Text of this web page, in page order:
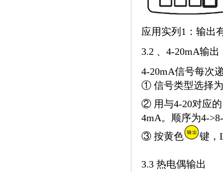
应用实列1：输出
3.2 、4-20mA输出
4-20mA信号每次
① 信号类型选择
② 用与4-20对应的
4mA。顺序为4-
③ 按黄色
键，
3.3 热电偶输出